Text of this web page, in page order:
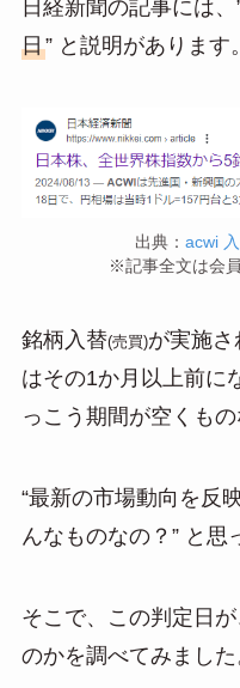
日経新聞の記事には、
日” と説明があります。
出典： acwi
※記事全文は会
銘柄入替(売買)が実施さ
はその1か月以上前に
っこう期間が空くも
“最新の市場動向を反
んなものなの？” と思
そこで、この判定日
のかを調べてみました